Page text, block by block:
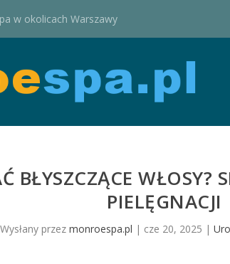
w okolicach Warszawy
BŁYSZCZĄCE WŁOSY?
PIELĘGNACJI
Wysłany przez monroespa.pl | cze 20, 2025 |